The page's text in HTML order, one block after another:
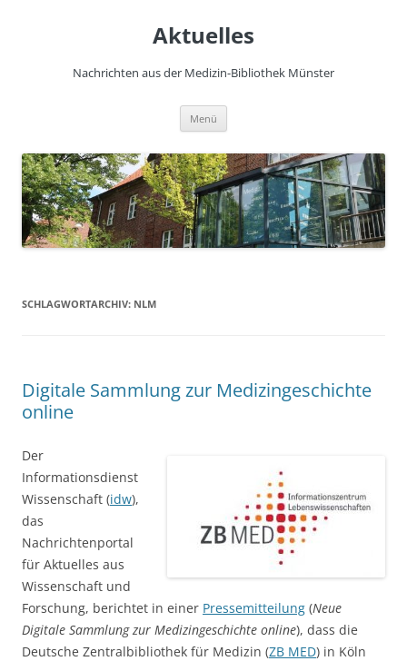
Aktuelles
Nachrichten aus der Medizin-Bibliothek Münster
Menü
SCHLAGWORTARCHIV: NLM
Digitale Sammlung zur Medizingeschichte
online
Der
Informationsdienst
Wissenschaft (idw),
das
Nachrichtenportal
für Aktuelles aus
Wissenschaft und
Forschung, berichtet in einer Pressemitteilung (Neue
Digitale Sammlung zur Medizingeschichte online), dass die
Deutsche Zentralbibliothek für Medizin (ZB MED) in Köln